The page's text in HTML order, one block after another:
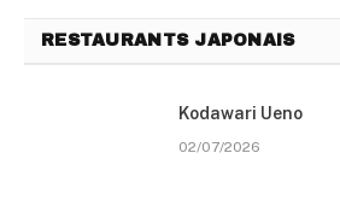
RESTAURANTS JAPONAIS
Kodawari Ueno
02/07/2026